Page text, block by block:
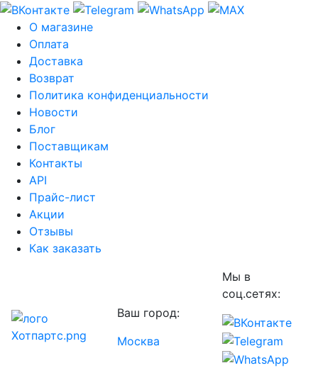
О магазине
Оплата
Доставка
Возврат
Политика конфиденциальности
Новости
Блог
Поставщикам
Контакты
API
Прайс-лист
Акции
Отзывы
Как заказать
Ваш город:
Москва
Мы в
соц.сетях: